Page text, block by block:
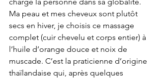
Ma peau et mes cheveux sont plutôt
secs en hiver, je choisis ce massage
complet (cuir chevelu et corps entier) à
l’huile d’orange douce et noix de
muscade. C’est la praticienne d’origine
thaïlandaise qui, après quelques